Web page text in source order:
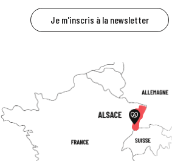
Je m'inscris à la newsletter